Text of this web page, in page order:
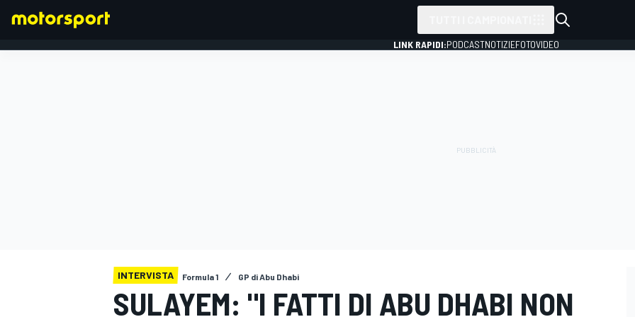
LINK RAPIDI:PODCASTNOTIZIEFOTOVIDEO
INTERVISTA Formula 1 GP di Abu Dhabi
SULAYEM: "I FATTI DI ABU DHABI NON